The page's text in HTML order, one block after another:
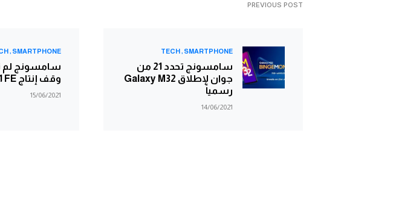
PREVIOUS POST
SMARTPHONE
TECH
سامسونج تحدد 21 من
جوان لإطلاق Galaxy M32
رسمياً
14/06/2021
SMARTPHONE
سامسونج لم
وقف إنتاج Galaxy S21 FE
15/06/2021